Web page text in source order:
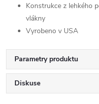
Konstrukce z lehkého
vlákny
Vyrobeno v USA
Parametry produktu
Diskuse